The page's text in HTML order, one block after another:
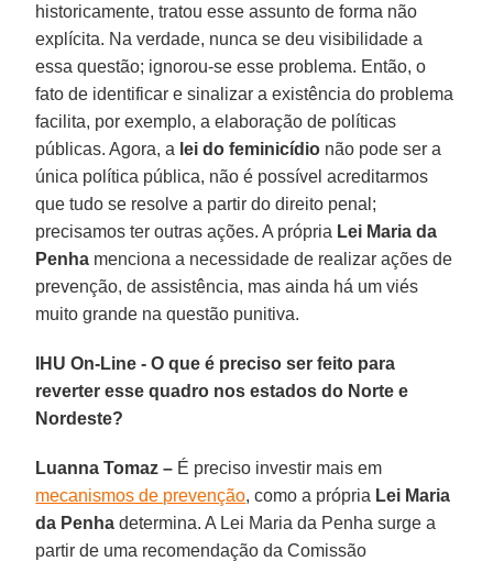
historicamente, tratou esse assunto de forma não
explícita. Na verdade, nunca se deu visibilidade a
essa questão; ignorou-se esse problema. Então, o
fato de identificar e sinalizar a existência do problema
facilita, por exemplo, a elaboração de políticas
públicas. Agora, a lei do feminicídio não pode ser a
única política pública, não é possível acreditarmos
que tudo se resolve a partir do direito penal;
precisamos ter outras ações. A própria Lei Maria da
Penha menciona a necessidade de realizar ações de
prevenção, de assistência, mas ainda há um viés
muito grande na questão punitiva.
IHU On-Line - O que é preciso ser feito para
reverter esse quadro nos estados do Norte e
Nordeste?
Luanna Tomaz – É preciso investir mais em
mecanismos de prevenção, como a própria Lei Maria
da Penha determina. A Lei Maria da Penha surge a
partir de uma recomendação da Comissão